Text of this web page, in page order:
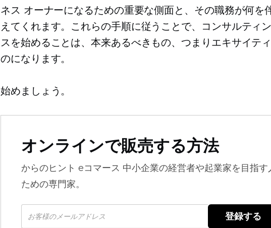
ネス オーナーになるための重要な側面と、その職務が何を
えてくれます。これらの手順に従うことで、コンサルティ
スを始めることは、本来あるべきもの、つまりエキサイテ
のになります。
始めましょう。
オンラインで販売する方法
からのヒント eコマース 中小企業の経営者や起業家を目指す
ための専門家。